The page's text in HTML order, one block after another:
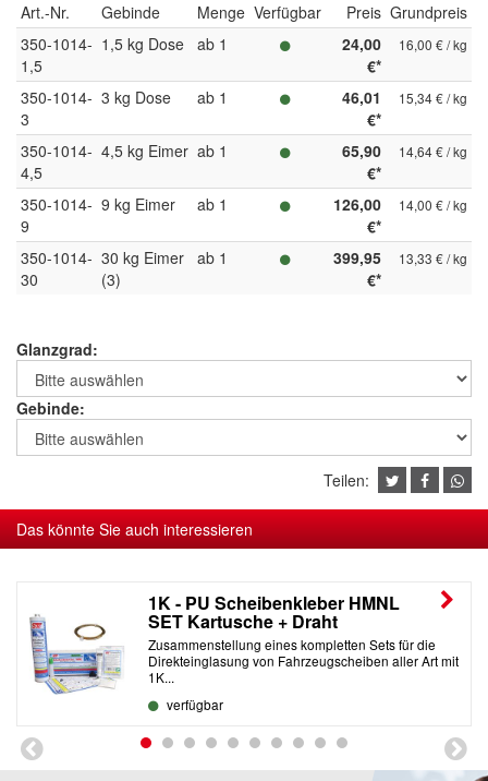
Art.-Nr. Gebinde Menge Verfügbar Preis Grundpreis
350-1014-
1,5
1,5 kg Dose ab 1
24,00
€*
16,00 € / kg
350-1014-
3
3 kg Dose ab 1
46,01
€*
15,34 € / kg
350-1014-
4,5
4,5 kg Eimer ab 1
65,90
€*
14,64 € / kg
350-1014-
9
9 kg Eimer ab 1
126,00
€*
14,00 € / kg
350-1014-
30
30 kg Eimer
(3)
ab 1
399,95
€*
13,33 € / kg
Glanzgrad:
Gebinde:
Teilen:
Das könnte Sie auch interessieren
1K - PU Scheibenkleber HMNL
SET Kartusche + Draht
Zusammenstellung eines kompletten Sets für die
Direkteinglasung von Fahrzeugscheiben aller Art mit
1K...
verfügbar